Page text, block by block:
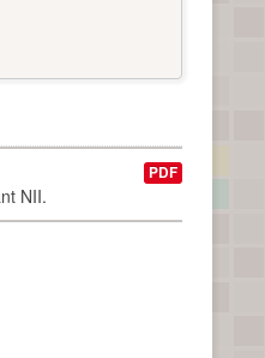
NII.
PDF